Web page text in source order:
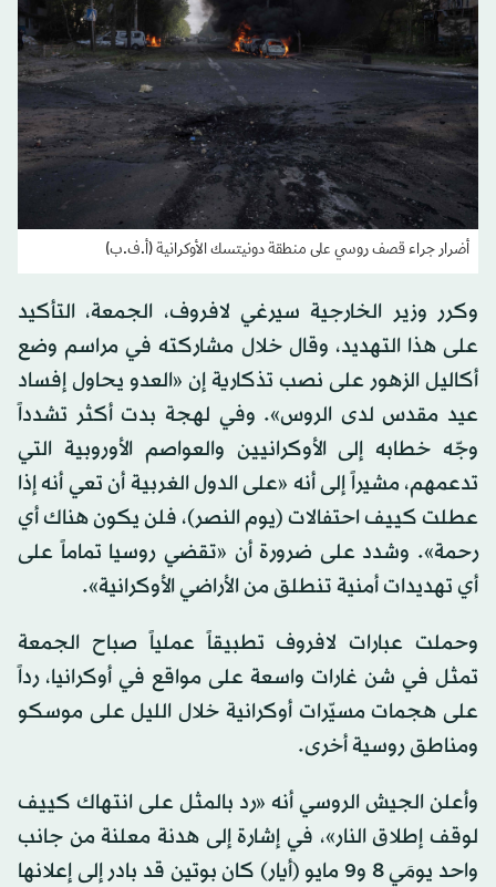
أضرار جراء قصف روسي على منطقة دونيتسك الأوكرانية (أ.ف.ب)
وكرر وزير الخارجية سيرغي لافروف، الجمعة، التأكيد
على هذا التهديد، وقال خلال مشاركته في مراسم وضع
أكاليل الزهور على نصب تذكارية إن «العدو يحاول إفساد
عيد مقدس لدى الروس». وفي لهجة بدت أكثر تشدداً
وجّه خطابه إلى الأوكرانيين والعواصم الأوروبية التي
تدعمهم، مشيراً إلى أنه «على الدول الغربية أن تعي أنه إذا
عطلت كييف احتفالات (يوم النصر)، فلن يكون هناك أي
رحمة». وشدد على ضرورة أن «تقضي روسيا تماماً على
أي تهديدات أمنية تنطلق من الأراضي الأوكرانية».
وحملت عبارات لافروف تطبيقاً عملياً صباح الجمعة
تمثل في شن غارات واسعة على مواقع في أوكرانيا، رداً
على هجمات مسيّرات أوكرانية خلال الليل على موسكو
ومناطق روسية أخرى.
وأعلن الجيش الروسي أنه «رد بالمثل على انتهاك كييف
لوقف إطلاق النار»، في إشارة إلى هدنة معلنة من جانب
واحد يومَي 8 و9 مايو (أيار) كان بوتين قد بادر إلى إعلانها